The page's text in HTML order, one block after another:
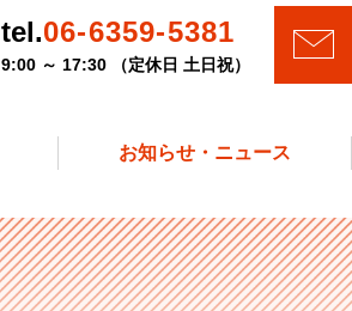
tel.06-6359-5381
9:00 ～ 17:30 （定休日 土日祝）
お知らせ・ニュース